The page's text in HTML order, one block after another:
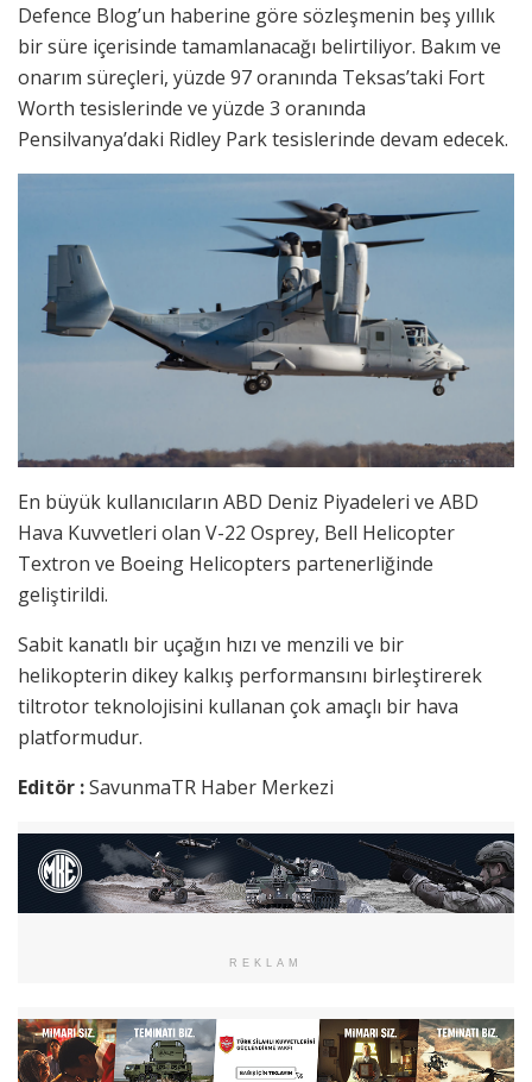
Defence Blog’un haberine göre sözleşmenin beş yıllık
bir süre içerisinde tamamlanacağı belirtiliyor. Bakım ve
onarım süreçleri, yüzde 97 oranında Teksas’taki Fort
Worth tesislerinde ve yüzde 3 oranında
Pensilvanya’daki Ridley Park tesislerinde devam edecek.
En büyük kullanıcıların ABD Deniz Piyadeleri ve ABD
Hava Kuvvetleri olan V-22 Osprey, Bell Helicopter
Textron ve Boeing Helicopters partenerliğinde
geliştirildi.
Sabit kanatlı bir uçağın hızı ve menzili ve bir
helikopterin dikey kalkış performansını birleştirerek
tiltrotor teknolojisini kullanan çok amaçlı bir hava
platformudur.
Editör :SavunmaTR Haber Merkezi
REKLAM